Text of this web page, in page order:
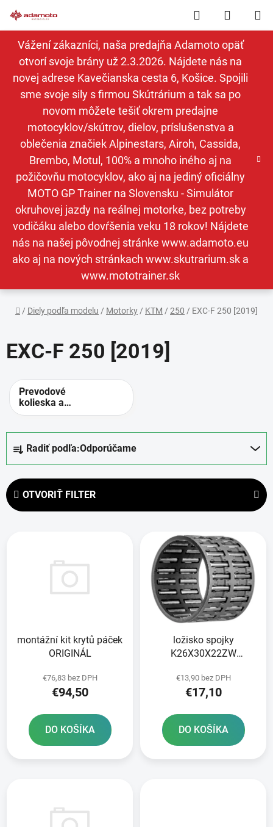
na
obsah
Vážení zákazníci, naša predajňa Adamoto opäť
otvorí svoje brány už 2.3.2026. Nájdete nás na
novej adrese Kavečianska cesta 6, Košice. Spojili
sme svoje sily s firmou Skútrárium a tak sa po
novom môžete tešiť okrem predajne
motocyklov/skútrov, dielov, príslušenstva a
oblečenia značiek Alpinestars, Airoh, Cassida,
Brembo, Motul, 100% a mnoho iného aj na
požičovňu motocyklov, ako aj na jediný oficiálny
MOTO GP Trainer na Slovensku - Simulátor
okruhovej jazdy na reálnej motorke, bez potreby
vodičáku alebo dovŕšenia veku 18 rokov! Nájdete
nás na našej pôvodnej stránke www.adamoto.eu
ako aj na nových stránkach www.skutrarium.sk a
www.mototrainer.sk
Hľadať
KOŠÍK
Domov
/ Diely podľa modelu / Motorky / KTM / 250 / EXC-F 250 [2019]
EXC-F 250 [2019]
Prevodové
kolieska a
rozety -
prevody
e
n
Radiť podľa:Odporúčame
OTVORIŤ FILTER
montážní kit krytů páček
ORIGINÁL
€76,83 bez DPH
€94,50
DO KOŠÍKA
ložisko spojky
K26X30X22ZW
€13,90 bez DPH
€17,10
DO KOŠÍKA